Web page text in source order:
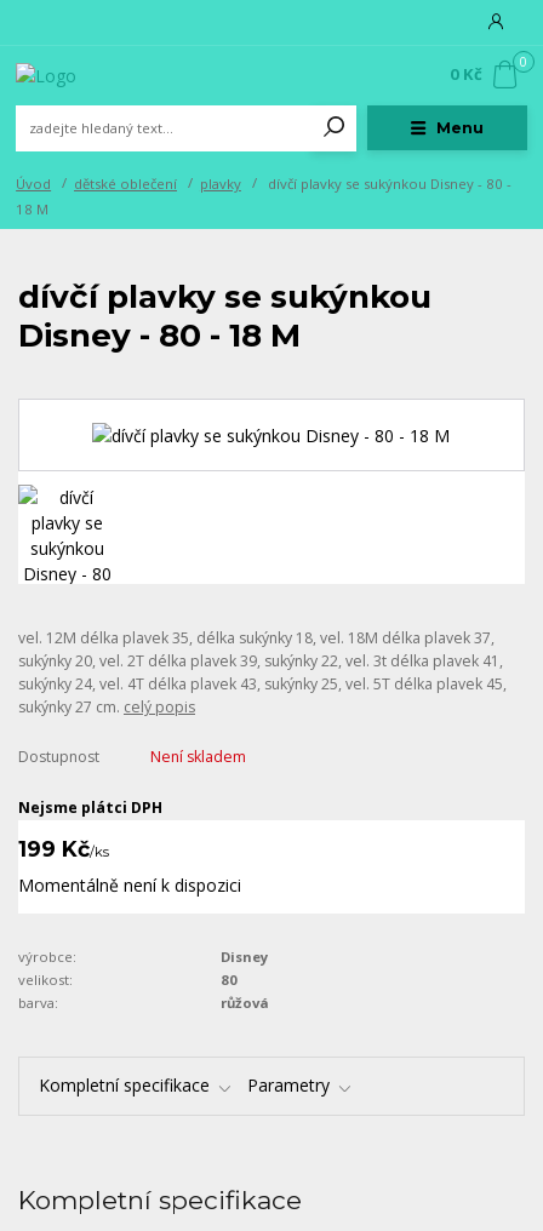
Menu
0
0 Kč
Úvod dětské oblečení plavky
dívčí plavky se sukýnkou Disney - 80 -
18 M
dívčí plavky se sukýnkou
Disney - 80 - 18 M
vel. 12M délka plavek 35, délka sukýnky 18, vel. 18M délka plavek 37,
sukýnky 20, vel. 2T délka plavek 39, sukýnky 22, vel. 3t délka plavek 41,
sukýnky 24, vel. 4T délka plavek 43, sukýnky 25, vel. 5T délka plavek 45,
sukýnky 27 cm. celý popis
Dostupnost Není skladem
Nejsme plátci DPH
199 Kč/ks
Momentálně není k dispozici
výrobce:
Disney
velikost:
80
barva:
růžová
Kompletní specifikace Parametry
Kompletní specifikace